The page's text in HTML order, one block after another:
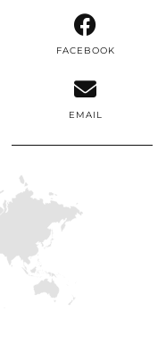
FACEBOOK
EMAIL